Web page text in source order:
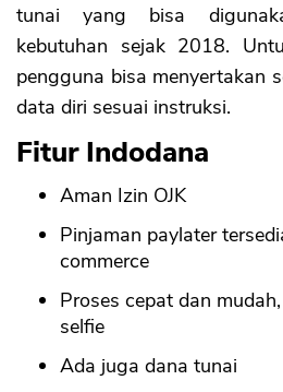
tunai yang bisa
kebutuhan sejak 2018.
pengguna bisa menyertakan
data diri sesuai instruksi.
Fitur Indodana
Aman Izin OJK
Pinjaman paylater
commerce
Proses cepat dan
selfie
Ada juga dana tunai